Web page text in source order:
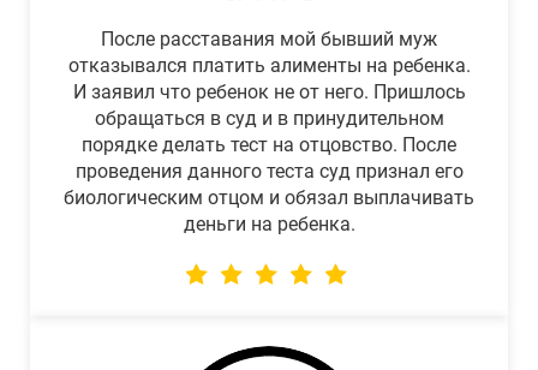
После расставания мой бывший муж
отказывался платить алименты на ребенка.
И заявил что ребенок не от него. Пришлось
обращаться в суд и в принудительном
порядке делать тест на отцовство. После
проведения данного теста суд признал его
биологическим отцом и обязал выплачивать
деньги на ребенка.